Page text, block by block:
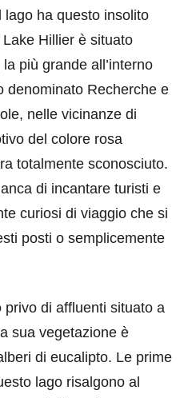
lago ha questo insolito
Hillier è situato
più grande all’interno
denominato Recherche e
nelle vicinanze di
del colore rosa
totalmente sconosciuto.
di incantare turisti e
curiosi di viaggio che si
posti o semplicemente
privo di affluenti situato a
sua vegetazione è
di eucalipto. Le prime
lago risalgono al